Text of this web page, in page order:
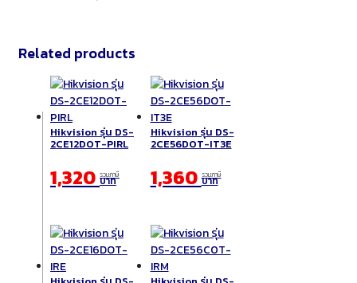
Related products
Hikvision รุ่น DS-
2CE12DOT-PIRL
1,320 รวมภาษี
บาท
Hikvision รุ่น DS-
2CE56DOT-IT3E
1,360รวมภาษี
บาท